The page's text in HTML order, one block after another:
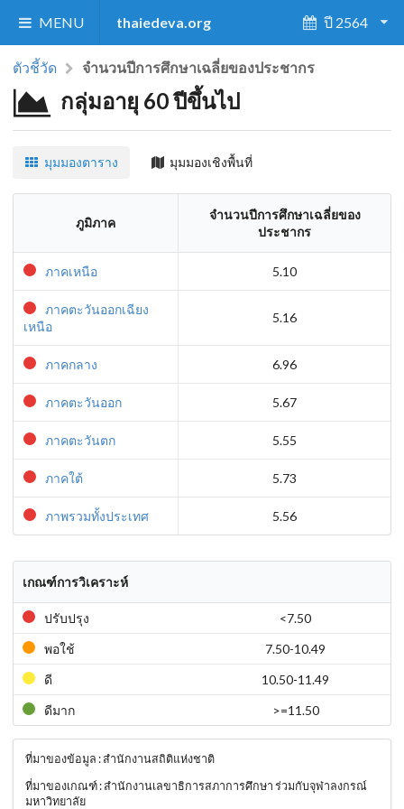
MENU thaiedeva.org ปี 2564
ตัวชี้วัด จำนวนปีการศึกษาเฉลี่ยของประชากร
กลุ่มอายุ 60 ปีขึ้นไป
มุมมองตาราง มุมมองเชิงพื้นที่
ภูมิภาค
จำนวนปีการศึกษาเฉลี่ยของ
ประชากร
ภาคเหนือ 5.10
ภาคตะวันออกเฉียง
เหนือ
5.16
ภาคกลาง 6.96
ภาคตะวันออก 5.67
ภาคตะวันตก 5.55
ภาคใต้ 5.73
ภาพรวมทั้งประเทศ 5.56
เกณฑ์การวิเคราะห์
ปรับปรุง
<7.50
พอใช้
7.50-10.49
ดี
10.50-11.49
ดีมาก
>=11.50
ที่มาของข้อมูล : สำนักงานสถิติแห่งชาติ
ที่มาของเกณฑ์ : สำนักงานเลขาธิการสภาการศึกษา ร่วมกับจุฬาลงกรณ์
มหาวิทยาลัย